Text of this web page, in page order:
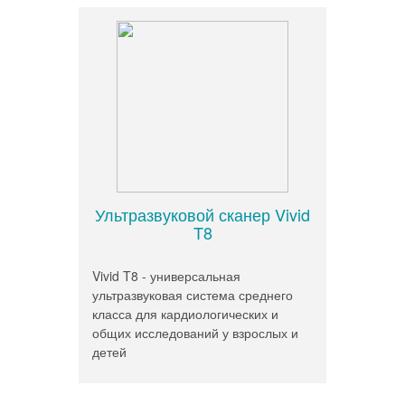
Ультразвуковой сканер Vivid
T8
Vivid T8 - универсальная
ультразвуковая система среднего
класса для кардиологических и
общих исследований у взрослых и
детей